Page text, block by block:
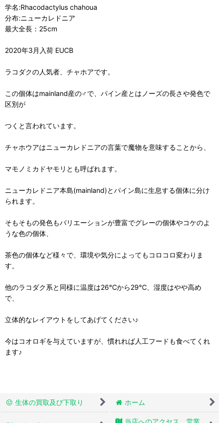
学名:Rhacodactylus chahoua
分布:ニューカレドニア
最大全長：25cm
2020年3月入荷 EUCB
ラコダクの人気者、チャホアです。
この個体はmainland産の♂で、パイン産とはノーズの長さや発色で
区別が
つくと言われています。
チャホウアはニューカレドニアの言葉で魔物を意味することから、
マモノミカドヤモリとも呼ばれます。
ニューカレドニア本島(mainland)とパイン島に生息する個体に分け
られます。
そもそもの発色もバリエーションが豊富でグレーの個体やコケのよ
うな色の個体、
茶色の個体など様々で、環境や気分によってもコロコロ変わりま
す。
他のラコダク系と同様に温度は26℃から29℃、湿度はやや高め
で、
立体的なレイアウトをしてあげてください♪
今はコオロギを与えていますが、慣れれば人工フードも食べてくれ
ます♪
生体の買取及び下取り ホーム
当店へのアクセス 営業